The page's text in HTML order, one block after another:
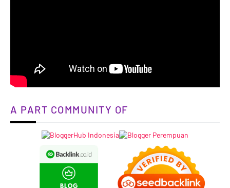
A PART COMMUNITY OF